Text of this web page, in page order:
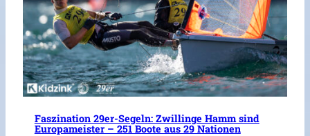
Faszination 29er-Segeln: Zwillinge Hamm sind
Europameister – 251 Boote aus 29 Nationen